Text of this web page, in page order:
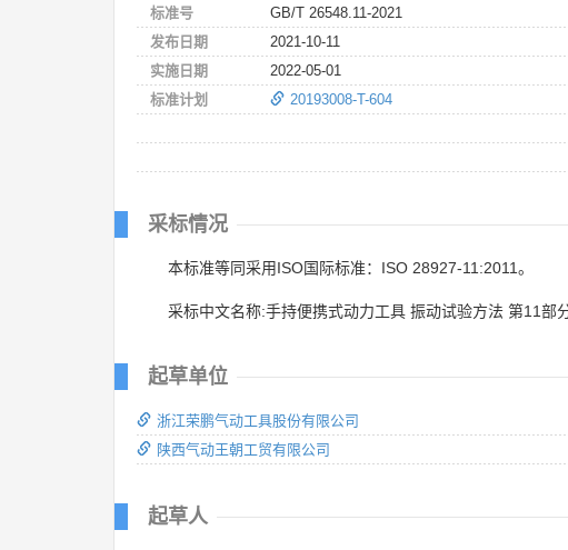
标准号
GB/T 26548.11-2021
发布日期
2021-10-11
实施日期
2022-05-01
标准计划
20193008-T-604
采标情况
本标准等同采用ISO国际标准：ISO 28927-11:2011。
采标中文名称:手持便携式动力工具 振动试验方法 第11部
起草单位
浙江荣鹏气动工具股份有限公司
陕西气动王朝工贸有限公司
起草人